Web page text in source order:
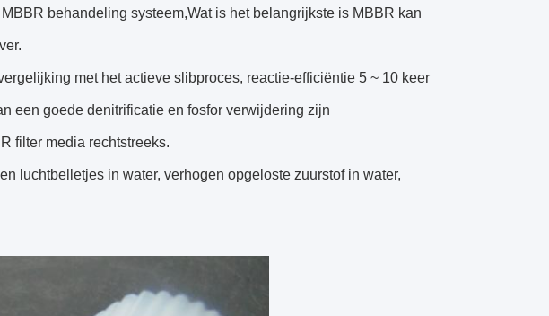
behandeling systeem,Wat is het belangrijkste is MBBR kan
met het actieve slibproces, reactie-efficiëntie 5 ~ 10 keer
een goede denitrificatie en fosfor verwijdering zijn
filter media rechtstreeks.
luchtbelletjes in water, verhogen opgeloste zuurstof in water,